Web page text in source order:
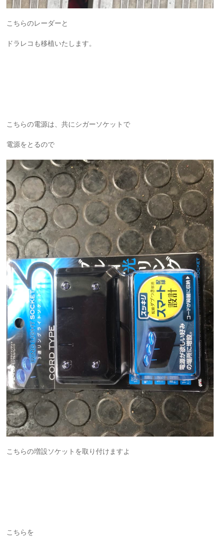
こちらのレーダーと
ドラレコも移植いたします。
こちらの電源は、共にシガーソケットで
電源をとるので
こちらの増設ソケットを取り付けますよ
こちらを